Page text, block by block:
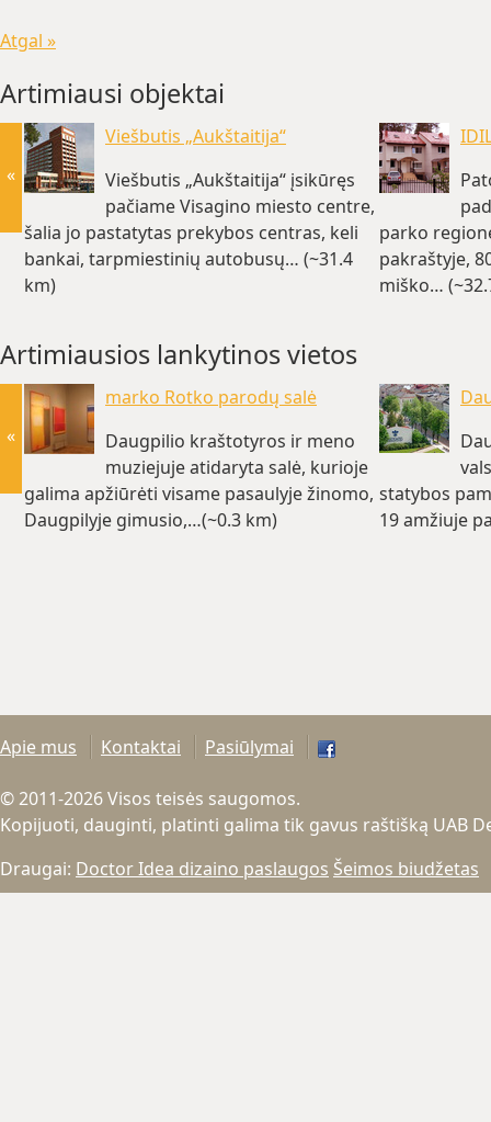
Atgal »
Artimiausi objektai
Viešbutis „Aukštaitija“
Viešbutis „Aukštaitija“ įsikūręs
pačiame Visagino miesto centre,
šalia jo pastatytas prekybos centras, keli
bankai, tarpmiestinių autobusų… (~31.4
km)
parko
pakraštyje,
miško…
«
Artimiausios lankytinos vietos
marko Rotko parodų salė
Daugpilio kraštotyros ir meno
muziejuje atidaryta salė, kurioje
galima apžiūrėti visame pasaulyje žinomo,
Daugpilyje gimusio,…(~0.3 km)
statybos
19 amžiuje
«
Apie mus Kontaktai Pasiūlymai
© 2011-2026 Visos teisės saugomos.
Kopijuoti, dauginti, platinti galima tik gavus raštišką UAB
Draugai: Doctor Idea dizaino paslaugos Šeimos biudžetas